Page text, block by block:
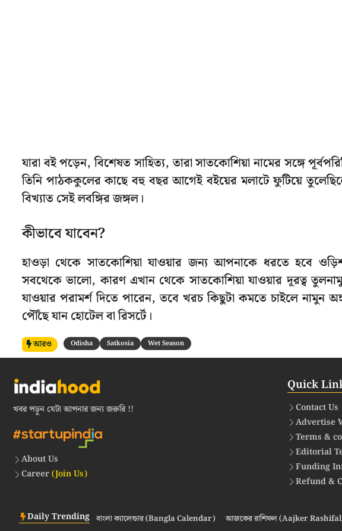
যারা বই পড়েন, বিশেষত সাহিত্য, তারা সাতকোশিয়া নামের সঙ্গে
তিনি পাঠককুলের কাছে বহু বছর আগেই বইয়ের মলাটে ফুটিয়ে
বিখ্যাত সেই লবঙ্গির জঙ্গল।
কীভাবে যাবেন?
হাওড়া থেকে সাতকোশিয়া যাওয়ার জন্য আপনাকে ধরতে হবে
সবথেকে ভালো, কারণ এখান থেকে সাতকোশিয়া যাওয়ার দূরত্ব
যাওয়ার পরামর্শ দিতে পারেন, তবে খরচ কিছুটা কমতে চাইলে নামুন
পৌঁছে যান হোটেল বা রিসর্টে।
আরও Odisha Satkosia Wet Season
খবর পড়ুন যেটা আপনার জন্য জরুরি !!
About Us
Career(Join Us)
Quick
Contact Us
Advertise
Terms &
Editorial
Funding
Refund &
Daily Trending বাংলা ক্যালেন্ডার (Bangla Calendar) আজকের রাশিফল (Aajker